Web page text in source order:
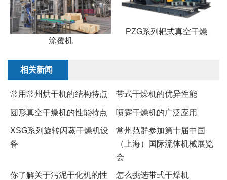
涂覆机
PZG系列耙式真空干燥
相关新闻
常用常州烘干机的结构特点 ​带式干燥机的优异性能
圆形真空干燥机的性能特点 喷雾干燥机的广泛应用
XSG系列旋转闪蒸干燥机设
备
常州范群参加第十届中国
（上海）国际流体机械展览
会
你了解关于污泥干化机的性
怎么挑选带式干燥机